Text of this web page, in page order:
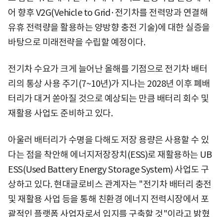
어 향후 V2G(Vehicle to Grid·전기차를 전력망과 연결해
유휴 전력량을 활용하는 양방향 충전 기술)에 대한 실증을
바탕으로 미래전략을 수립할 예정이다.
전기차 수요가 크게 늘어난 올해를 기점으로 전기차 배터
리의 통상 사용 주기(7~10년)가 지나는 2028년 이후 폐배
터리가 대거 쏟아질 것으로 예상되는 만큼 배터리 회수 및
재활용 사업도 준비하고 있다.
아울러 배터리가 수명을 다해도 저장 용량은 사용할 수 있
다는 점을 착안해 에너지저장장치(ESS)로 재활용하는 UB
ESS(Used Battery Energy Storage System) 사업도 구
상하고 있다. 현대글로비스 관계자는 "전기차 배터리 충전
및 재활용 사업 등을 통해 친환경 에너지 전력시장에서 포
괄적인 플랫폼 사업자로서 입지를 구축할 것"이라고 밝혔